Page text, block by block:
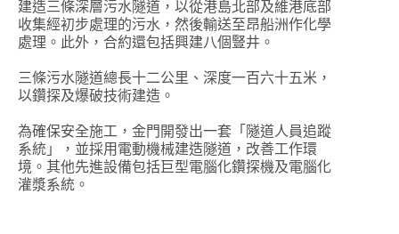
建造三條深層污水隧道，以從港島北部及維港底部
收集經初步處理的污水，然後輸送至昂船洲作化學
處理。此外，合約還包括興建八個豎井。
三條污水隧道總長十二公里、深度一百六十五米，
以鑽探及爆破技術建造。
為確保安全施工，金門開發出一套「隧道人員追蹤
系統」，並採用電動機械建造隧道，改善工作環
境。其他先進設備包括巨型電腦化鑽探機及電腦化
灌漿系統。